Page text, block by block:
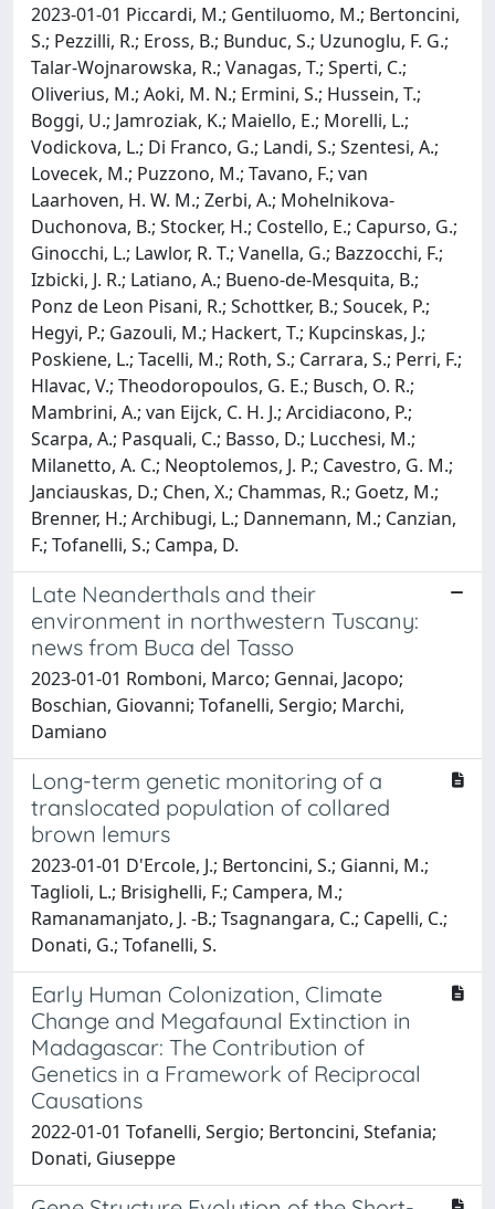
2023-01-01 Piccardi, M.; Gentiluomo, M.; Bertoncini,
S.; Pezzilli, R.; Eross, B.; Bunduc, S.; Uzunoglu, F. G.;
Talar-Wojnarowska, R.; Vanagas, T.; Sperti, C.;
Oliverius, M.; Aoki, M. N.; Ermini, S.; Hussein, T.;
Boggi, U.; Jamroziak, K.; Maiello, E.; Morelli, L.;
Vodickova, L.; Di Franco, G.; Landi, S.; Szentesi, A.;
Lovecek, M.; Puzzono, M.; Tavano, F.; van
Laarhoven, H. W. M.; Zerbi, A.; Mohelnikova-
Duchonova, B.; Stocker, H.; Costello, E.; Capurso, G.;
Ginocchi, L.; Lawlor, R. T.; Vanella, G.; Bazzocchi, F.;
Izbicki, J. R.; Latiano, A.; Bueno-de-Mesquita, B.;
Ponz de Leon Pisani, R.; Schottker, B.; Soucek, P.;
Hegyi, P.; Gazouli, M.; Hackert, T.; Kupcinskas, J.;
Poskiene, L.; Tacelli, M.; Roth, S.; Carrara, S.; Perri, F.;
Hlavac, V.; Theodoropoulos, G. E.; Busch, O. R.;
Mambrini, A.; van Eijck, C. H. J.; Arcidiacono, P.;
Scarpa, A.; Pasquali, C.; Basso, D.; Lucchesi, M.;
Milanetto, A. C.; Neoptolemos, J. P.; Cavestro, G. M.;
Janciauskas, D.; Chen, X.; Chammas, R.; Goetz, M.;
Brenner, H.; Archibugi, L.; Dannemann, M.; Canzian,
F.; Tofanelli, S.; Campa, D.
Late Neanderthals and their
environment in northwestern Tuscany:
news from Buca del Tasso
2023-01-01 Romboni, Marco; Gennai, Jacopo;
Boschian, Giovanni; Tofanelli, Sergio; Marchi,
Damiano
Long-term genetic monitoring of a
translocated population of collared
brown lemurs
2023-01-01 D'Ercole, J.; Bertoncini, S.; Gianni, M.;
Taglioli, L.; Brisighelli, F.; Campera, M.;
Ramanamanjato, J. -B.; Tsagnangara, C.; Capelli, C.;
Donati, G.; Tofanelli, S.
Early Human Colonization, Climate
Change and Megafaunal Extinction in
Madagascar: The Contribution of
Genetics in a Framework of Reciprocal
Causations
2022-01-01 Tofanelli, Sergio; Bertoncini, Stefania;
Donati, Giuseppe